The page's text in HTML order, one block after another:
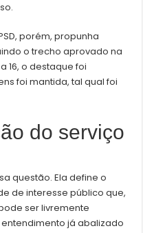
porém, propunha
o trecho aprovado na
16, o destaque foi
foi mantida, tal qual foi
do serviço
questão. Ela define o
de interesse público que,
ser livremente
já abalizado